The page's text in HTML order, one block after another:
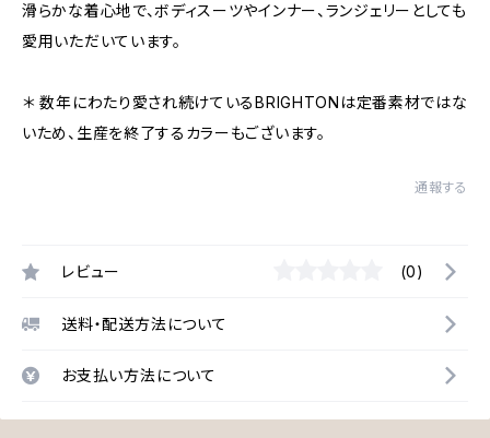
滑らかな着心地で、ボディスーツやインナー、ランジェリーとしても
愛用いただいています。
＊ 数年にわたり愛され続けているBRIGHTONは定番素材ではな
いため、生産を終了するカラーもございます。
通報する
レビュー (0)
送料・配送方法について
お支払い方法について